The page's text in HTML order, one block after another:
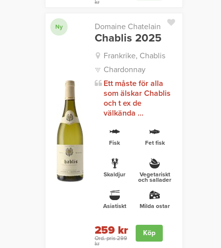
kr
Ny Domaine Chatelain
Chablis 2025
Frankrike, Chablis
Chardonnay
Ett måste för alla
som älskar Chablis
och t ex de
välkända ...
Fisk Fet fisk
Skaldjur Vegetariskt
och sallader
Asiatiskt Milda ostar
259 kr
Ord. pris 299
kr
Köp